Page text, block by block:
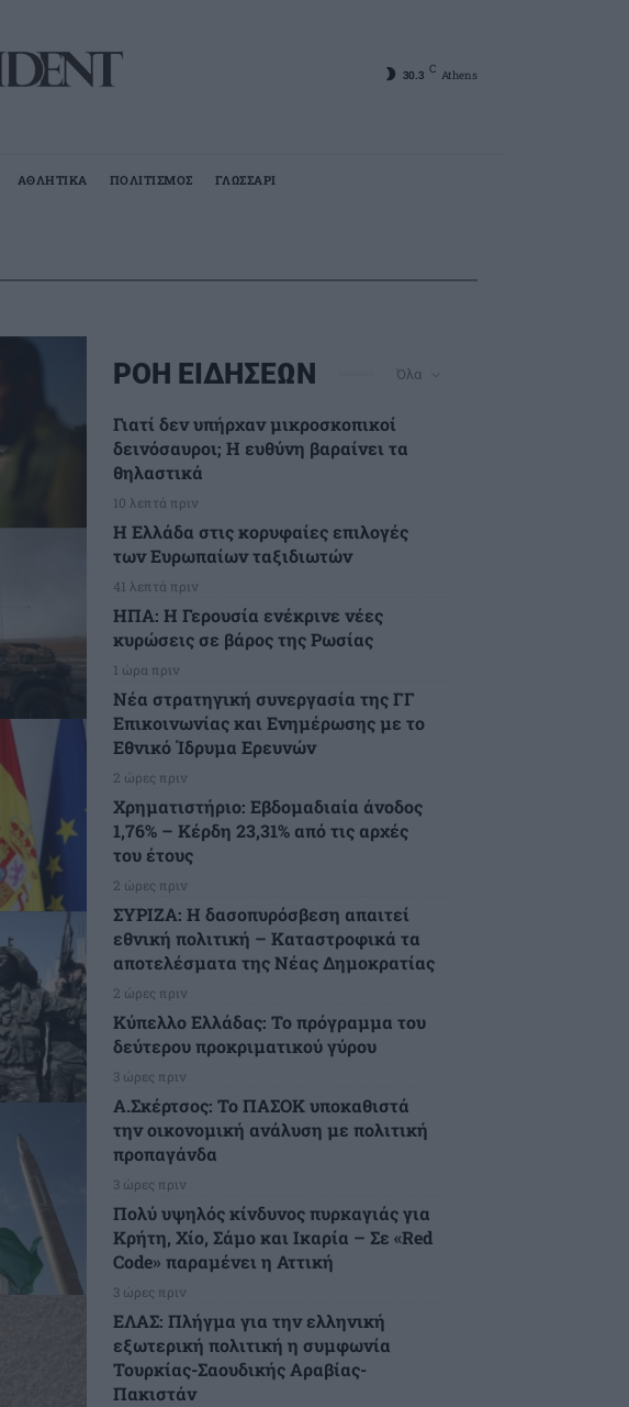
30.3 C Athens
ΑΘΛΗΤΙΚΑ ΠΟΛΙΤΙΣΜΟΣ ΓΛΩΣΣΑΡΙ
ΡΟΗ ΕΙΔΗΣΕΩΝ Όλα
Γιατί δεν υπήρχαν μικροσκοπικοί
δεινόσαυροι; Η ευθύνη βαραίνει τα
θηλαστικά
10 λεπτά πριν
Η Ελλάδα στις κορυφαίες επιλογές
των Ευρωπαίων ταξιδιωτών
41 λεπτά πριν
ΗΠΑ: Η Γερουσία ενέκρινε νέες
κυρώσεις σε βάρος της Ρωσίας
1 ώρα πριν
Νέα στρατηγική συνεργασία της ΓΓ
Επικοινωνίας και Ενημέρωσης με το
Εθνικό Ίδρυμα Ερευνών
2 ώρες πριν
Χρηματιστήριο: Εβδομαδιαία άνοδος
1,76% – Κέρδη 23,31% από τις αρχές
του έτους
2 ώρες πριν
ΣΥΡΙΖΑ: Η δασοπυρόσβεση απαιτεί
εθνική πολιτική – Καταστροφικά τα
αποτελέσματα της Νέας Δημοκρατίας
2 ώρες πριν
Κύπελλο Ελλάδας: Το πρόγραμμα του
δεύτερου προκριματικού γύρου
3 ώρες πριν
Α.Σκέρτσος: Το ΠΑΣΟΚ υποκαθιστά
την οικονομική ανάλυση με πολιτική
προπαγάνδα
3 ώρες πριν
Πολύ υψηλός κίνδυνος πυρκαγιάς για
Κρήτη, Χίο, Σάμο και Ικαρία – Σε «Red
Code» παραμένει η Αττική
3 ώρες πριν
ΕΛΑΣ: Πλήγμα για την ελληνική
εξωτερική πολιτική η συμφωνία
Τουρκίας-Σαουδικής Αραβίας-
Πακιστάν